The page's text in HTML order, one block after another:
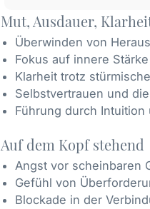
Mut, Ausdauer,
Überwinden von
Fokus auf innere
Klarheit trotz
Selbstvertrauen und
Führung durch Intuition
Auf dem Kopf stehend
Angst vor scheinbaren
Gefühl von
Blockade in der